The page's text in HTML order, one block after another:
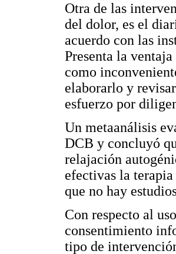
Otra de las
del dolor, es el
acuerdo con las
Presenta la
como
elaborarlo y
esfuerzo por
Un metaanálisis
DCB y concluyó
relajación
efectivas la
que no hay
Con respecto al
consentimiento
tipo de